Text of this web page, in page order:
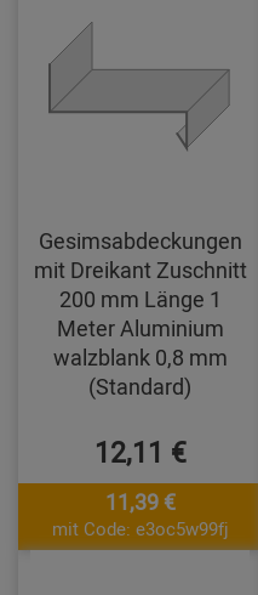
Gesimsabdeckungen
mit Dreikant Zuschnitt
200 mm Länge 1
Meter Aluminium
walzblank 0,8 mm
(Standard)
12,11 €
11,39 €
mit Code: e3oc5w99fj